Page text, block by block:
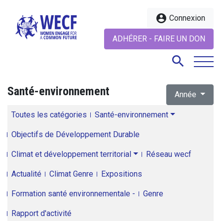
account_circle Connexion
ADHÉRER - FAIRE UN DON
search
Santé-environnement Année
Toutes les catégories Santé-environnement
Objectifs de Développement Durable
Climat et développement territorial Réseau wecf
Actualité Climat Genre Expositions
Formation santé environnementale - Genre
Rapport d'activité